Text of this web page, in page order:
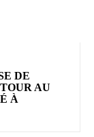
DE
AU
À